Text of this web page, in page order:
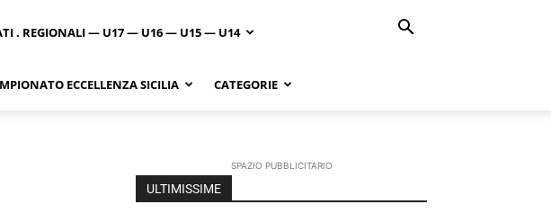
. REGIONALI — U17 — U16 — U15 — U14
ECCELLENZA SICILIA CATEGORIE
SPAZIO PUBBLICITARIO
ULTIMISSIME